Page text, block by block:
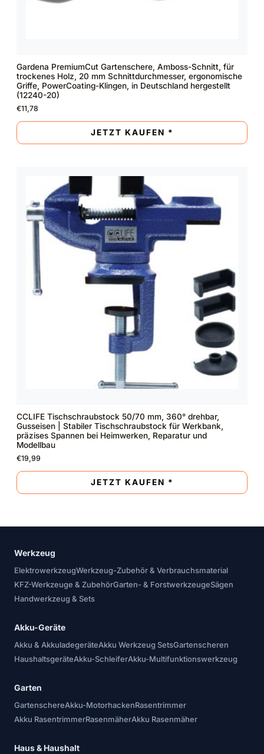
Gardena PremiumCut Gartenschere, Amboss-Schnitt, für
trockenes Holz, 20 mm Schnittdurchmesser, ergonomische
Griffe, PowerCoating-Klingen, in Deutschland hergestellt
(12240-20)
€11,78
JETZT KAUFEN *
CCLIFE Tischschraubstock 50/70 mm, 360° drehbar,
Gusseisen | Stabiler Tischschraubstock für Werkbank,
präzises Spannen bei Heimwerken, Reparatur und
Modellbau
€19,99
JETZT KAUFEN *
Werkzeug
ElektrowerkzeugWerkzeug-Zubehör & Verbrauchsmaterial
KFZ-Werkzeuge & ZubehörGarten- & ForstwerkzeugeSägen
Handwerkzeug & Sets
Akku-Geräte
Akku & AkkuladegeräteAkku Werkzeug SetsGartenscheren
HaushaltsgeräteAkku-SchleiferAkku-Multifunktionswerkzeug
Garten
GartenschereAkku-MotorhackenRasentrimmer
Akku RasentrimmerRasenmäherAkku Rasenmäher
Haus & Haushalt